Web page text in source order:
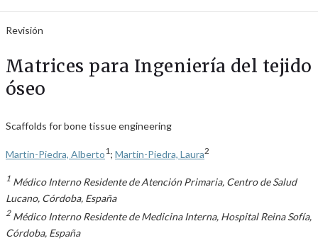
Revisión
Matrices para Ingeniería del tejido
óseo
Scaffolds for bone tissue engineering
Martin-Piedra, Alberto1 ; Martin-Piedra, Laura2
1 Médico Interno Residente de Atención Primaria, Centro de Salud
Lucano, Córdoba, España
2Médico Interno Residente de Medicina Interna, Hospital Reina Sofía,
Córdoba, España